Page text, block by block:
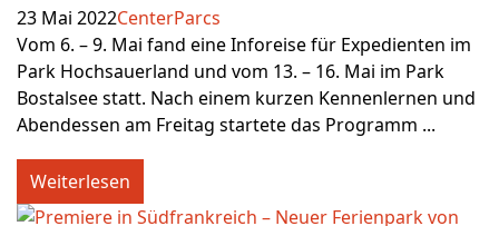
23 Mai 2022CenterParcs
Vom 6. – 9. Mai fand eine Inforeise für Expedienten im
Park Hochsauerland und vom 13. – 16. Mai im Park
Bostalsee statt. Nach einem kurzen Kennenlernen und
Abendessen am Freitag startete das Programm ...
Weiterlesen